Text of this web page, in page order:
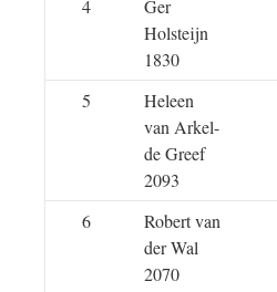
4
Ger
Holsteijn
1830
5
Heleen
van Arkel-
de Greef
2093
6
Robert van
der Wal
2070